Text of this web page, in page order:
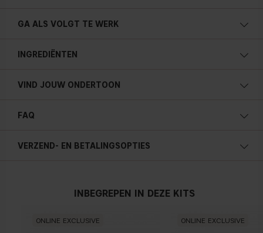
GA ALS VOLGT TE WERK
INGREDIËNTEN
VIND JOUW ONDERTOON
FAQ
VERZEND- EN BETALINGSOPTIES
INBEGREPEN IN DEZE KITS
ONLINE EXCLUSIVE ONLINE EXCLUSIVE